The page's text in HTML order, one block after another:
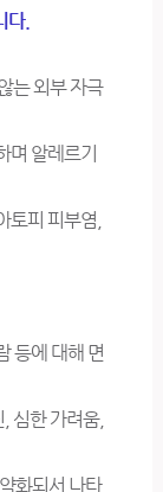
다.
는 외부 자극
며 알레르기
토피 피부염,
등에 대해 면
심한 가려움,
화되서 나타